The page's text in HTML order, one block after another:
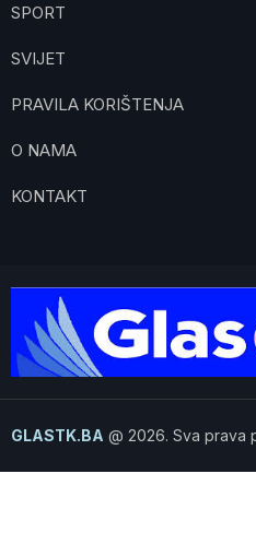
SPORT
SVIJET
PRAVILA KORIŠTENJA
O NAMA
KONTAKT
GLASTK.BA @ 2026. Sva prava